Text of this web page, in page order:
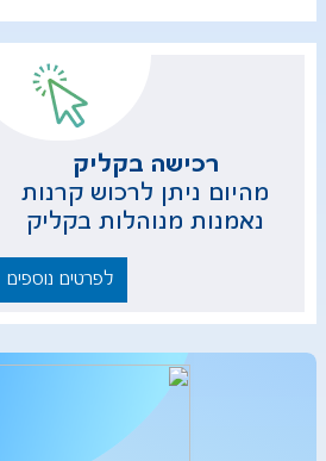
​​​רכישה ב​קליק​​​​​
מהיום ניתן לרכוש קרנות
נאמנות מנוהל​ות בקליק​
לפרטים נוספים